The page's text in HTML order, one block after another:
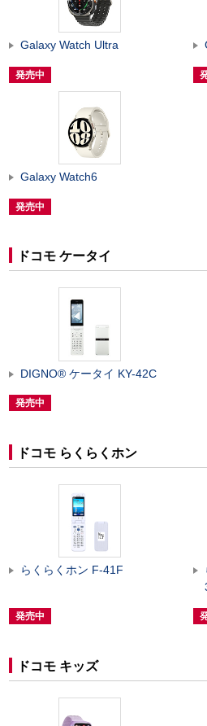
Galaxy Watch Ultra
発売中
Galaxy Watch6
発売中
ドコモ ケータイ
DIGNO® ケータイ KY-42C
発売中
ドコモ らくらくホン
らくらくホン F-41F
発売中
ドコモ キッズ